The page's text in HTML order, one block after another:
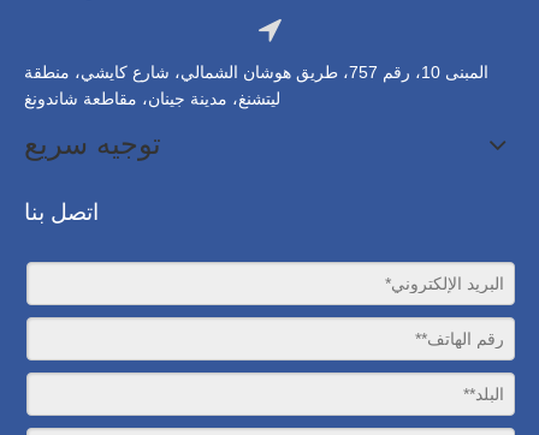
المبنى 10، رقم 757، طريق هوشان الشمالي، شارع كايشي، منطقة
ليتشنغ، مدينة جينان، مقاطعة شاندونغ
توجيه سريع
اتصل بنا